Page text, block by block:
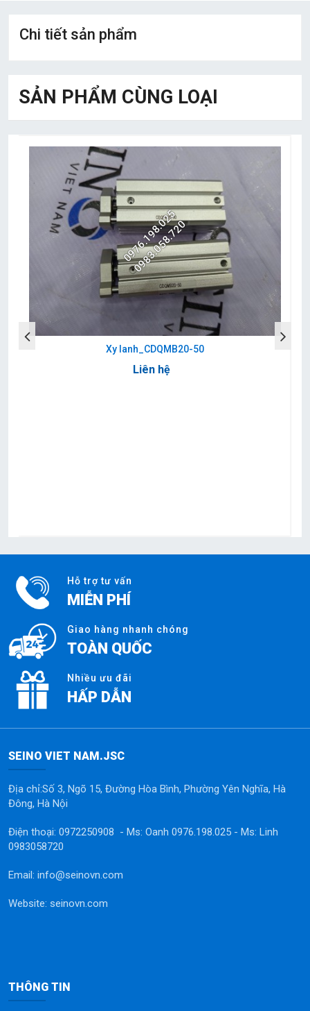
Chi tiết sản phẩm
SẢN PHẨM CÙNG LOẠI
0976.198.025
0983.058.720
Hỗ trợ tư vấn
MIỄN PHÍ
Giao hàng nhanh chóng
TOÀN QUỐC
Nhiều ưu đãi
HẤP DẪN
SEINO VIET NAM.JSC
Địa chỉ:Số 3, Ngõ 15, Đường Hòa Bình, Phường Yên Nghĩa, Hà
Đông, Hà Nội
Điện thoại: 0972250908 - Ms: Oanh 0976.198.025 - Ms: Linh
0983058720
Email: info@seinovn.com
Website: seinovn.com
THÔNG TIN